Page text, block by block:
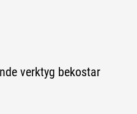
verktyg bekostar